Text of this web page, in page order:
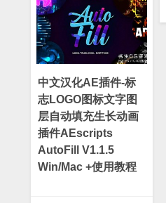
中文汉化AE插件-标
志LOGO图标文字图
层自动填充生长动画
插件AEscripts
AutoFill V1.1.5
Win/Mac +使用教程